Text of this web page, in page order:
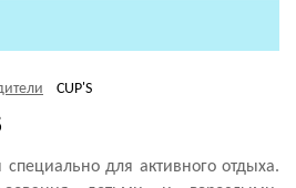
CUP'S
специально для активного отдыха.